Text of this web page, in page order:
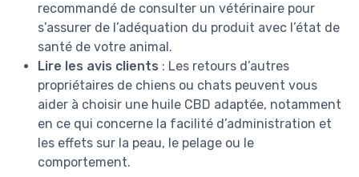
recommandé de consulter un vétérinaire pour
s’assurer de l’adéquation du produit avec l’état de
santé de votre animal.
Lire les avis clients : Les retours d’autres
propriétaires de chiens ou chats peuvent vous
aider à choisir une huile CBD adaptée, notamment
en ce qui concerne la facilité d’administration et
les effets sur la peau, le pelage ou le
comportement.